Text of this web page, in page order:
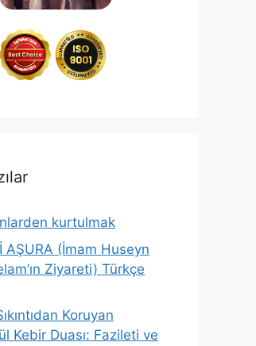
kurtulmak
AŞURA (İmam Huseyn
Ziyareti) Türkçe
Koruyan
Kebir Duası: Fazileti ve